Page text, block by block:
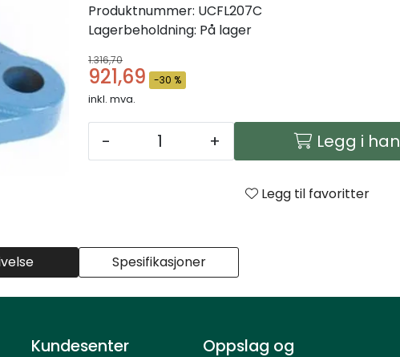
Produktnummer: UCFL207C
Lagerbeholdning: På lager
1.316,70
921,69 -30 %
inkl. mva.
- + Legg i
Legg til favoritter
Spesifikasjoner
Kundesenter
Oppslag og